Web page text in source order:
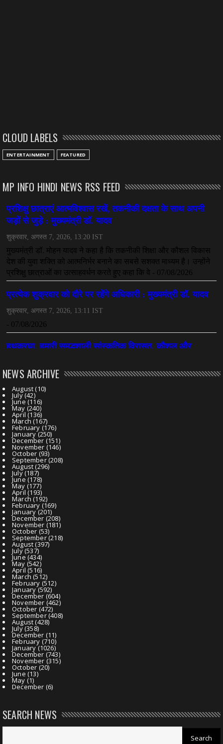
CLOUD LABELS
ENTERTAINMENT FEATURED
MP INFO HINDI NEWS RSS FEED
NEWS ARCHIVE
August(10)
July(42)
June(116)
May (240)
April (136)
March (167)
February (176)
January(250)
December (151)
November (146)
October (93)
September(208)
August(296)
July(187)
June(178)
May (177)
April (193)
March (192)
February (169)
January(201)
December (208)
November (181)
October (53)
September(218)
August(397)
July(537)
June(434)
May (542)
April (516)
March (512)
February (512)
January(592)
December (604)
November (462)
October (472)
September(408)
August(428)
July(358)
December (11)
February (710)
January(1026)
December (743)
November (315)
October (20)
June (13)
May (1)
December (6)
SEARCH NEWS